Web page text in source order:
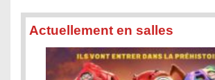
Actuellement en salles